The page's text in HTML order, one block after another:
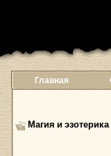
Главная
Магия и эзотерика